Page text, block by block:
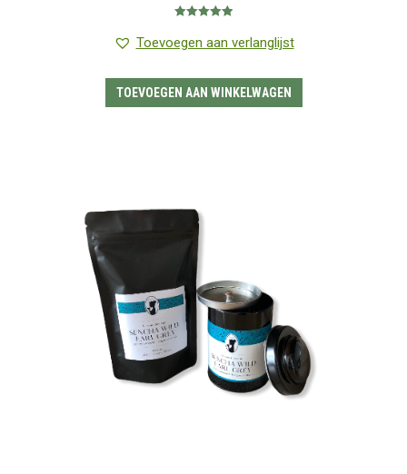
5.00 uit 5
Toevoegen aan verlanglijst
TOEVOEGEN AAN WINKELWAGEN